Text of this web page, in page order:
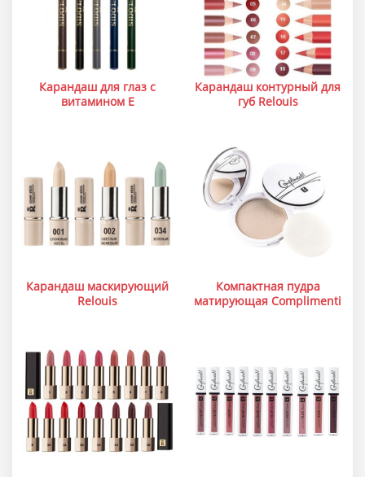
Карандаш для глаз с
витамином Е
Карандаш контурный для
губ Relouis
Карандаш маскирующий
Relouis
Компактная пудра
матирующая Complimenti